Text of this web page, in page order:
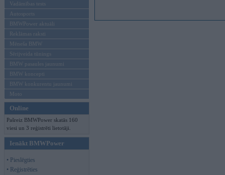
Vadāmības tests
Autosports
BMWPower aktuāli
Reklāmas raksti
Mēneša BMW
Sērijveida tūnings
BMW pasaules jaunumi
BMW koncepti
BMW konkurentu jaunumi
Moto
Online
Pašreiz BMWPower skatās 160
viesi un 3 reģistrēti lietotāji.
Ienākt BMWPower
• Pieslēgties
• Reģistrēties